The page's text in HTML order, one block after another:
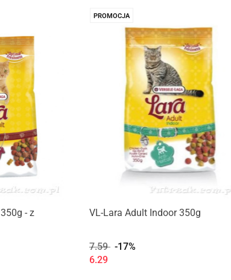
- z
PROMOCJA
Produkt niedostępny
VL-Lara Adult Indoor 350g
7.59 -17%
6.29